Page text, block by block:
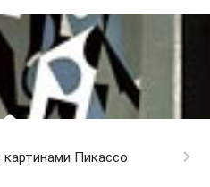
картинами Пикассо